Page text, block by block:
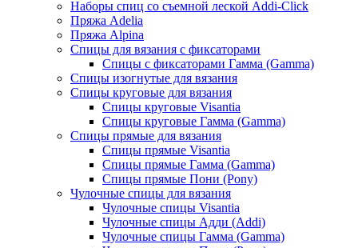
Наборы спиц со съемной леской Addi-Click
Пряжа Adelia
Пряжа Alpina
Спицы для вязания с фиксаторами
Спицы с фиксаторами Гамма (Gamma)
Спицы изогнутые для вязания
Спицы круговые для вязания
Спицы круговые Visantia
Спицы круговые Гамма (Gamma)
Спицы прямые для вязания
Спицы прямые Visantia
Спицы прямые Гамма (Gamma)
Спицы прямые Пони (Pony)
Чулочные спицы для вязания
Чулочные спицы Visantia
Чулочные спицы Адди (Addi)
Чулочные спицы Гамма (Gamma)